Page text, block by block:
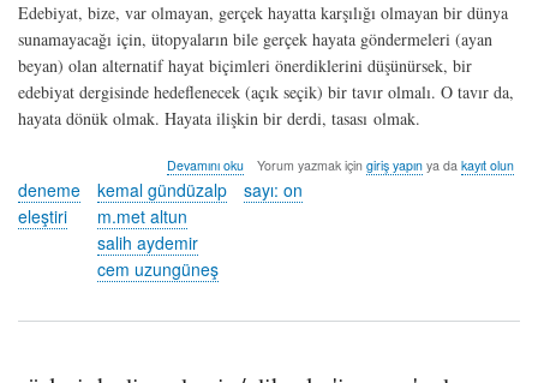
Edebiyat, bize, var olmayan, gerçek hayatta karşılığı olmayan bir dünya
sunamayacağı için, ütopyaların bile gerçek hayata göndermeleri (ayan
beyan) olan alternatif hayat biçimleri önerdiklerini düşünürsek, bir
edebiyat dergisinde hedeflenecek (açık seçik) bir tavır olmalı. O tavır da,
hayata dönük olmak. Hayata ilişkin bir derdi, tasası olmak.
soruşturma
hakkında
Devamını oku Yorum yazmak için giriş yapınya da kayıt olun
deneme
eleştiri
kemal gündüzalp
m.met altun
salih aydemir
cem uzungüneş
sayı: on